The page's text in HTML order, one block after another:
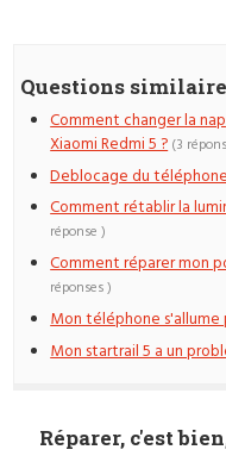
Questions
Comment changer la
Xiaomi Redmi 5 ? (3
Deblocage du
Comment rétablir la
réponse )
Comment réparer mon
réponses )
Mon téléphone s'allume
Mon startrail 5 a un
Réparer, c'est